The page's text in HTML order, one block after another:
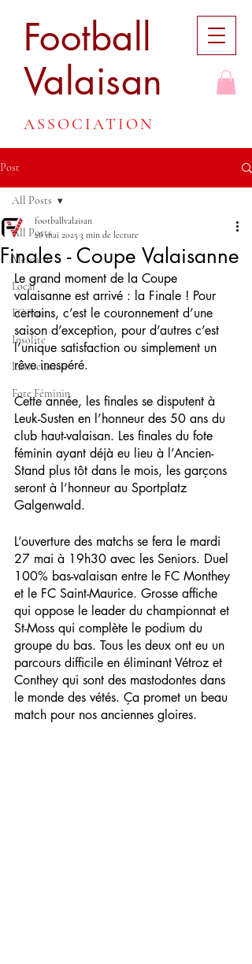
Football
Valaisan
ASSOCIATION
Post
All Posts
Mercato
Local
FC Sion
Insolite
L'association
Fote Féminin
All Posts
Finales - Coupe Valaisanne
footballvalaisan
26 mai 20253 min de lecture
Le grand moment de la Coupe
valaisanne est arrivé : la Finale ! Pour
certains, c’est le couronnement d’une
saison d’exception, pour d’autres c’est
l’unique satisfaction ou simplement un
rêve inespéré.
Cette année, les finales se disputent à
Leuk-Susten en l’honneur des 50 ans du
club haut-valaisan. Les finales du fote
féminin ayant déjà eu lieu à l’Ancien-
Stand plus tôt dans le mois, les garçons
seront à l’honneur au Sportplatz
Galgenwald.
L’ouverture des matchs se fera le mardi
27 mai à 19h30 avec les Seniors. Duel
100% bas-valaisan entre le FC Monthey
et le FC Saint-Maurice. Grosse affiche
qui oppose le leader du championnat et
St-Moss qui complète le podium du
groupe du bas. Tous les deux ont eu un
parcours difficile en éliminant Vétroz et
Conthey qui sont des mastodontes dans
le monde des vétés. Ça promet un beau
match pour nos anciennes gloires.